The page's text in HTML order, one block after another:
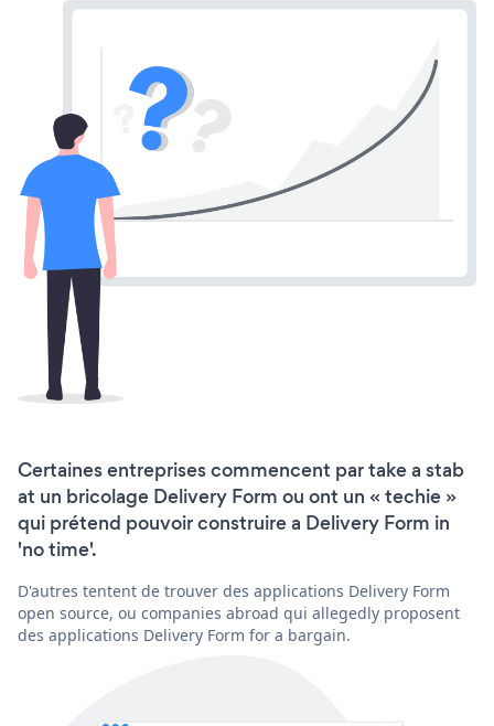
Certaines entreprises commencent par take a stab
at un bricolage Delivery Form ou ont un « techie »
qui prétend pouvoir construire a Delivery Form in
'no time'.
D'autres tentent de trouver des applications Delivery Form
open source, ou companies abroad qui allegedly proposent
des applications Delivery Form for a bargain.